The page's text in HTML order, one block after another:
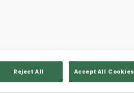
Reject All Accept All Cookies